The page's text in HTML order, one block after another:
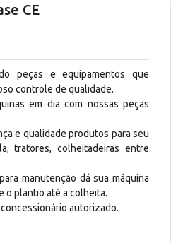
CE
peças e equipamentos que
controle de qualidade.
em dia com nossas peças
e qualidade produtos para seu
tratores, colheitadeiras entre
manutenção dá sua máquina
o plantio até a colheita.
autorizado.